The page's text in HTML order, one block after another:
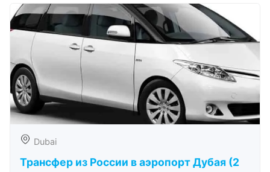
Dubai
Трансфер из России в аэропорт Дубая (2